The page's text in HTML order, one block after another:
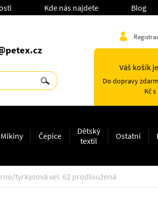
Kde nás najdete Blog
Váš košík
Do dopravy
Kč s
Mikiny Čepice
Dětský
textil
Ostatní
tyrkysová vel. 62 prodloužená